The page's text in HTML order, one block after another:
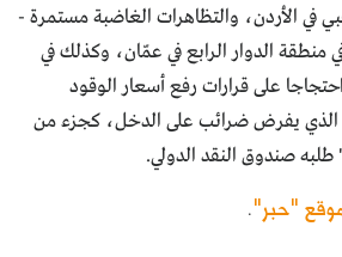
في الأردن، والتظاهرات الغاضبة مستمرة -
منطقة الدوار الرابع في عمّان، وكذلك في
على قرارات رفع أسعار الوقود
الذي يفرض ضرائب على الدخل، كجزء من
صندوق النقد الدولي.
"حبر".